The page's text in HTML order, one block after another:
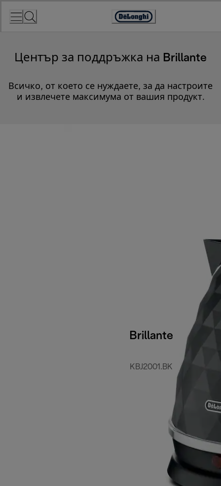
Accessibility
Център за поддръжка на Brillante
Всичко, от което се нуждаете, за да настроите
и извлечете максимума от вашия продукт.
Brillante
KBJ2001.BK